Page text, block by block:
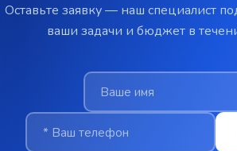
Оставьте заявку — наш специалист
ваши задачи и бюджет в